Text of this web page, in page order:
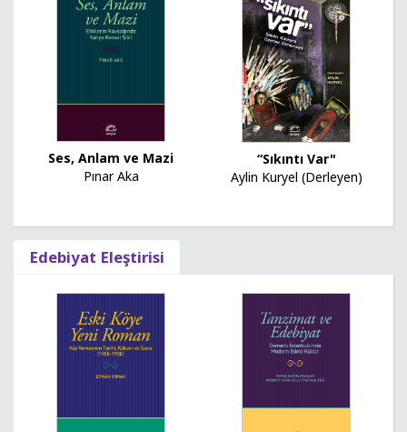
Ses, Anlam ve Mazi
Pınar Aka
“Sıkıntı Var"
Aylin Kuryel (Derleyen)
Edebiyat Eleştirisi